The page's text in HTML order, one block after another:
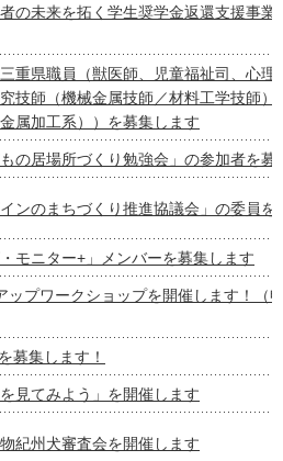
の未来を拓く学生奨学金返還支援事業
重県職員（獣医師、児童福祉司、心理
技師（機械金属技師／材料工学技師）
属加工系））を募集します
の居場所づくり勉強会」の参加者を募
ンのまちづくり推進協議会」の委員を
モニター+」メンバーを募集します
ップワークショップを開催します！（
募集します！
見てみよう」を開催します
紀州犬審査会を開催します